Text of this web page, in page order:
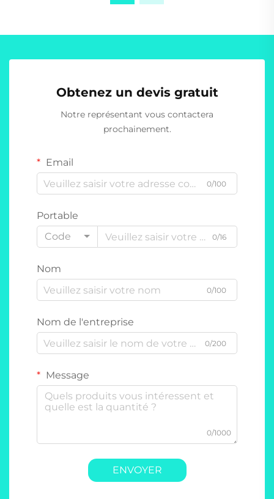
Obtenez un devis gratuit
Notre représentant vous contactera
prochainement.
Email
0/100
Portable
Code
0/16
Nom
0/100
Nom de l'entreprise
0/200
Message
0/1000
ENVOYER